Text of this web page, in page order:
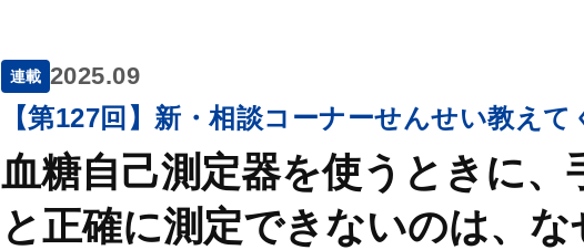
連載 2025.09
【第127回】新・相談コーナーせんせい教えて
血糖自己測定器を使うときに、
と正確に測定できないのは、